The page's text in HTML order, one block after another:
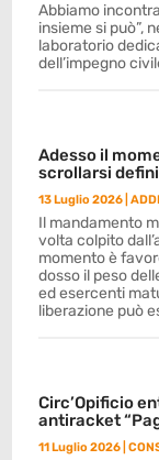
Abbiamo
insieme si può”,
laboratorio
dell’impegno
Adesso il
scrollarsi
13 Luglio 2026 |
Il mandamento
volta colpito
momento è
dosso il peso
ed esercenti
liberazione può
Circ’Opificio
antiracket
11 Luglio 2026 |